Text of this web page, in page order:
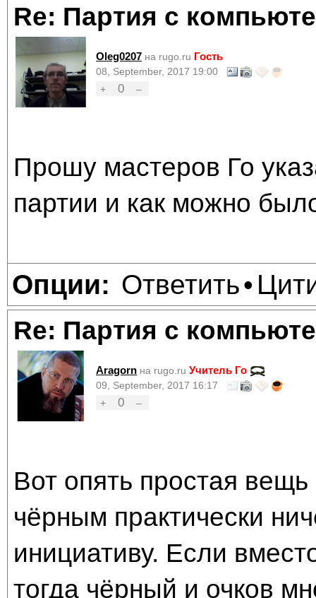
Re: Партия с
Oleg0207 на rugo.ru Гость
08, September, 2017 19:00
+
0 –
Прошу мастеров Го
партии и как можно
Опции: Ответить•
Re: Партия с
Aragorn на rugo.ru Учитель Го
09, September, 2017 16:17
+
0 –
Вот опять простая
чёрным практически
инициативу. Если
тогда чёрный и очков